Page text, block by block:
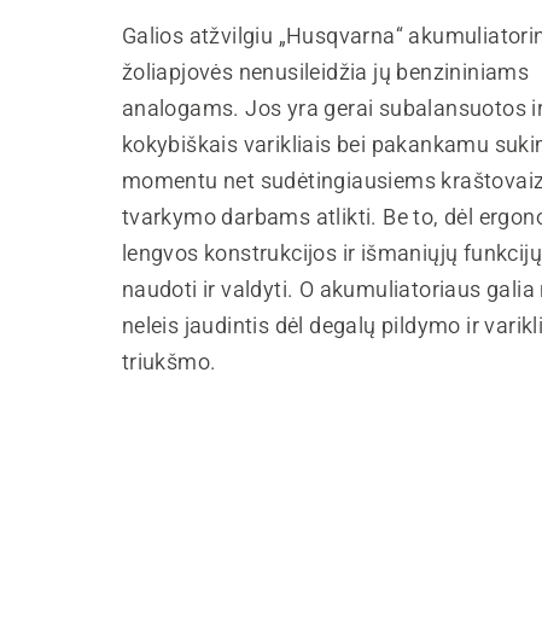
Galios atžvilgiu „Husqvarna“
žoliapjovės nenusileidžia jų benzininiams
analogams. Jos yra gerai subalansuotos
kokybiškais varikliais bei pakankamu
momentu net sudėtingiausiems
tvarkymo darbams atlikti. Be to, dėl
lengvos konstrukcijos ir išmaniųjų
naudoti ir valdyti. O akumuliatoriaus galia
neleis jaudintis dėl degalų pildymo ir
triukšmo.